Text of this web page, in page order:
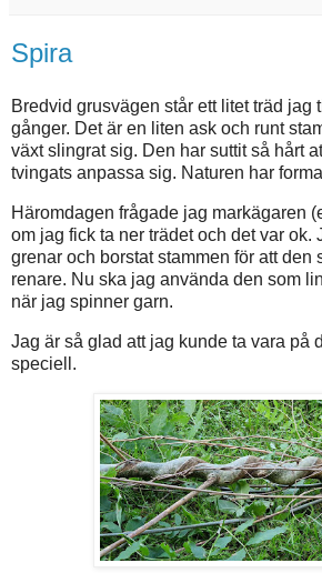
Spira
Bredvid grusvägen står ett litet träd jag
gånger. Det är en liten ask och runt
växt slingrat sig. Den har suttit så hårt
tvingats anpassa sig. Naturen har
Häromdagen frågade jag markägaren
om jag fick ta ner trädet och det var ok.
grenar och borstat stammen för att den
renare. Nu ska jag använda den som
när jag spinner garn.
Jag är så glad att jag kunde ta vara på
speciell.